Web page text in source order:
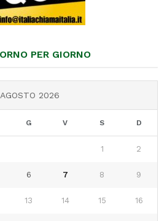
PER GIORNO
AGOSTO 2026
G V S D
1 2
6 7 8 9
13 14 15 16